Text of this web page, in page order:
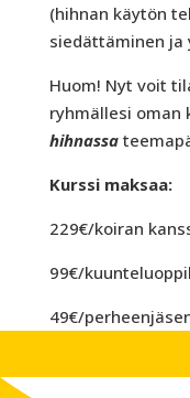
(hihnan käytön
siedättäminen ja
Huom! Nyt voit
ryhmällesi oman
hihnassa
Kurssi maksaa:
229€/koiran
99€/
49€/